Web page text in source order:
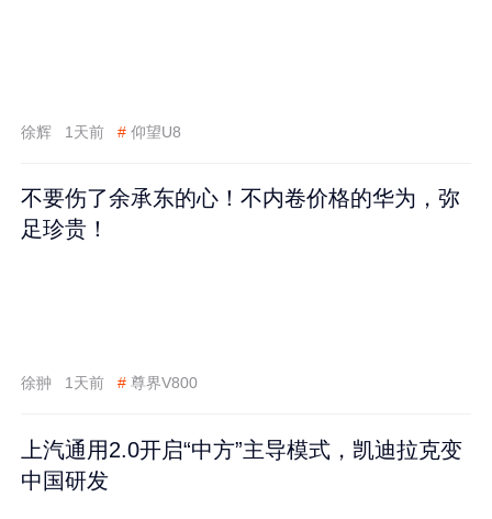
徐辉 1天前 # 仰望U8
不要伤了余承东的心！不内卷价格的华为，弥
足珍贵！
徐翀 1天前 # 尊界V800
上汽通用2.0开启“中方”主导模式，凯迪拉克变
中国研发